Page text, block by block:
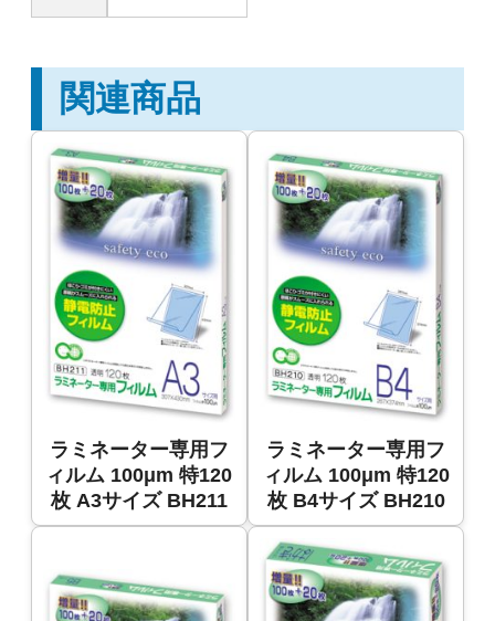
関連商品
ラミネーター専用フ
ィルム 100μm 特120
枚 A3サイズ BH211
ラミネーター専用フ
ィルム 100μm 特120
枚 B4サイズ BH210